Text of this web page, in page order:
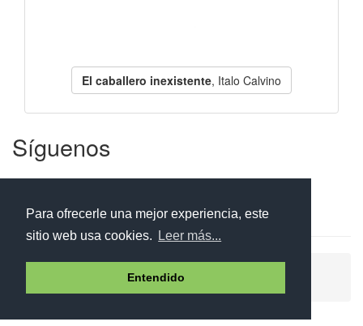
Para ofrecerle una mejor experiencia, este
sitio web usa cookies.
Leer más...
Entendido
El caballero inexistente, Italo Calvino
Síguenos
Ayuda Aviso legal
Política de cookies
Política de privacidad